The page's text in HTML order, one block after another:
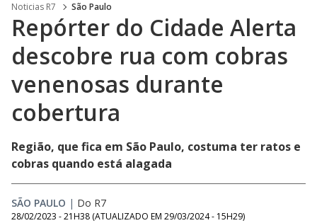
Noticias R7 São Paulo
Repórter do Cidade Alerta
descobre rua com cobras
venenosas durante
cobertura
Região, que fica em São Paulo, costuma ter ratos e
cobras quando está alagada
SÃO PAULO | Do R7
28/02/2023 - 21H38 (ATUALIZADO EM 29/03/2024 - 15H29)